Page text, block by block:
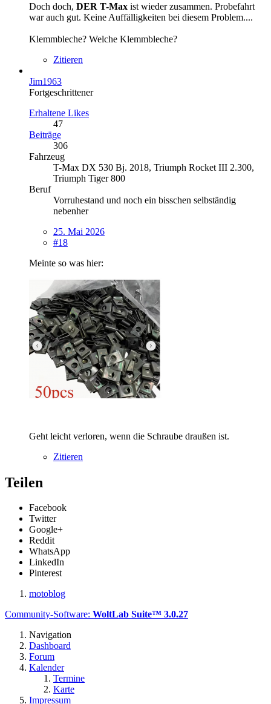
Doch doch, DER T-Max ist wieder zusammen. Probefahrt
war auch gut. Keine Auffälligkeiten bei diesem Problem....
Klemmbleche? Welche Klemmbleche?
Zitieren
Jim1963
Fortgeschrittener
Erhaltene Likes
47
Beiträge
306
Fahrzeug
T-Max DX 530 Bj. 2018, Triumph Rocket III 2.300,
Triumph Tiger 800
Beruf
Vorruhestand und noch ein bisschen selbständig
nebenher
25. Mai 2026
#18
Meinte so was hier:
Geht leicht verloren, wenn die Schraube draußen ist.
Zitieren
Teilen
Facebook
Twitter
Google+
Reddit
WhatsApp
LinkedIn
Pinterest
motoblog
Community-Software: WoltLab Suite™ 3.0.27
Navigation
Dashboard
Forum
Kalender
Termine
Karte
Impressum